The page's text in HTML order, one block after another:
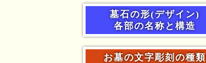
墓石の形(デザイン)
各部の名称と構造
お墓の文字彫刻の種類